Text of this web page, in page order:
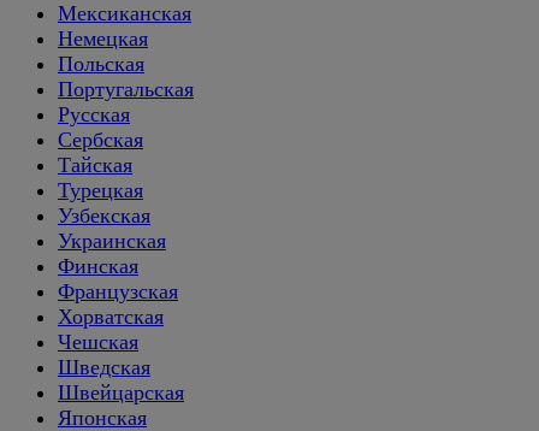
Мексиканская
Немецкая
Польская
Португальская
Русская
Сербская
Тайская
Турецкая
Узбекская
Украинская
Финская
Французская
Хорватская
Чешская
Шведская
Швейцарская
Японская